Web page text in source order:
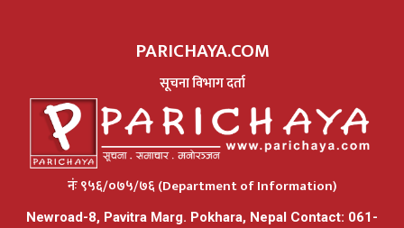
PARICHAYA.COM
सूचना विभाग दर्ता
नंः ९५६/०७५/७६ (Department of Information)
Newroad-8, Pavitra Marg. Pokhara, Nepal Contact: 061-